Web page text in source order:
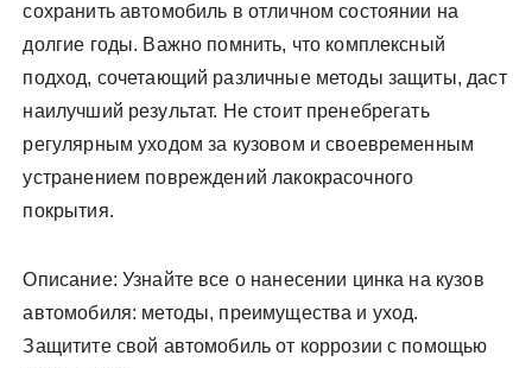
сохранить автомобиль в отличном состоянии на
долгие годы. Важно помнить, что комплексный
подход, сочетающий различные методы защиты, даст
наилучший результат. Не стоит пренебрегать
регулярным уходом за кузовом и своевременным
устранением повреждений лакокрасочного
покрытия.
Описание: Узнайте все о нанесении цинка на кузов
автомобиля: методы, преимущества и уход.
Защитите свой автомобиль от коррозии с помощью